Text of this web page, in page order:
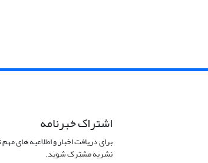
اشتراک خبرنامه
برای دریافت اخبار و اطلاعیه های
نشریه مشترک شوید.